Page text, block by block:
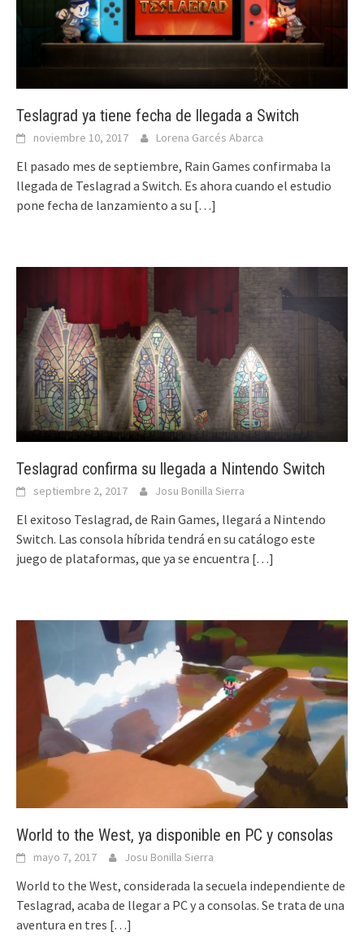
Teslagrad ya tiene fecha de llegada a Switch
noviembre 10, 2017 Lorena Garcés Abarca
El pasado mes de septiembre, Rain Games confirmaba la
llegada de Teslagrad a Switch. Es ahora cuando el estudio
pone fecha de lanzamiento a su […]
Teslagrad confirma su llegada a Nintendo Switch
septiembre 2, 2017 Josu Bonilla Sierra
El exitoso Teslagrad, de Rain Games, llegará a Nintendo
Switch. Las consola híbrida tendrá en su catálogo este
juego de plataformas, que ya se encuentra […]
World to the West, ya disponible en PC y consolas
mayo 7, 2017 Josu Bonilla Sierra
World to the West, considerada la secuela independiente de
Teslagrad, acaba de llegar a PC y a consolas. Se trata de una
aventura en tres […]